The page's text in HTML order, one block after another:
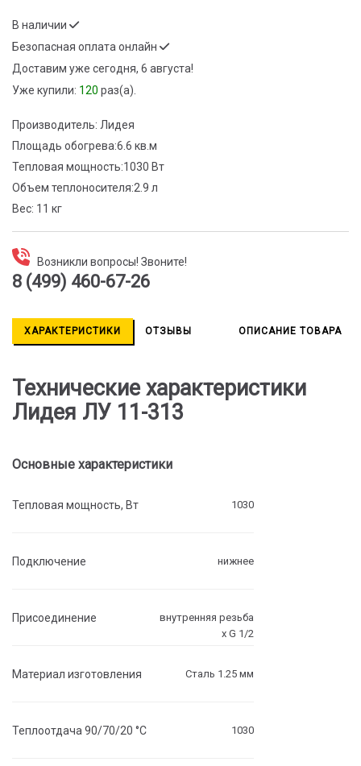
В наличии
Безопасная оплата онлайн
Доставим уже сегодня, 6 августа!
Уже купили: 120 раз(a).
Производитель: Лидея
Площадь обогрева:6.6 кв.м
Тепловая мощность:1030 Вт
Объем теплоносителя:2.9 л
Вес: 11 кг
Возникли вопросы! Звоните!
8 (499) 460-67-26
ХАРАКТЕРИСТИКИ ОТЗЫВЫ ОПИСАНИЕ ТОВАРА
Технические характеристики
Лидея ЛУ 11-313
Основные характеристики
Тепловая мощность, Вт 1030
Подключение нижнее
Присоединение
внутренняя резьба
х G 1/2
Материал изготовления Сталь 1.25 мм
Теплоотдача 90/70/20 °C 1030